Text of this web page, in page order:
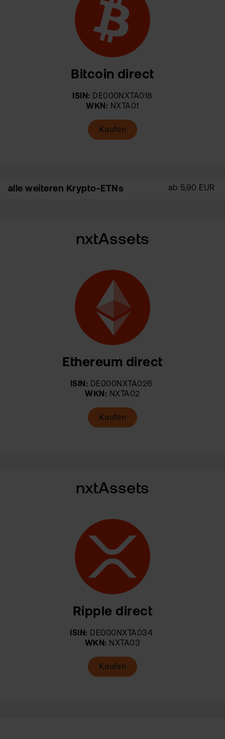
Bitcoin direct
ISIN: DE000NXTA018
WKN: NXTA01
Kaufen
alle weiteren Krypto-ETNs ab 5,90 EUR
nxtAssets
Ethereum direct
ISIN: DE000NXTA026
WKN: NXTA02
Kaufen
nxtAssets
Ripple direct
ISIN: DE000NXTA034
WKN: NXTA03
Kaufen